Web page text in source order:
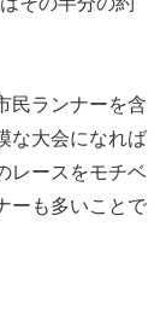
民ランナーを含
な大会になれば
レースをモチベ
ーも多いことで